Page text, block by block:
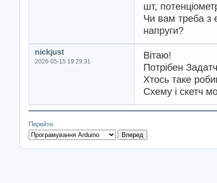
шт,
Чи вам треба з
напруги?
nickjust
2026-05-15 19:29:31
Вітаю!
Потрібен
Хтось таке
Схему і скетч
Перейти